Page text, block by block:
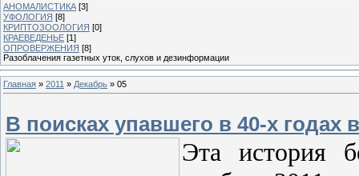
АНОМАЛИСТИКА [3]
УФОЛОГИЯ [8]
КРИПТОЗООЛОГИЯ [0]
КРАЕВЕДЕНЬЕ [1]
ОПРОВЕРЖЕНИЯ [8]
Разоблачения газетных уток, слухов и дезинформации
Главная » 2011 » Декабрь » 05
В поисках упавшего в 40-х
Эта история